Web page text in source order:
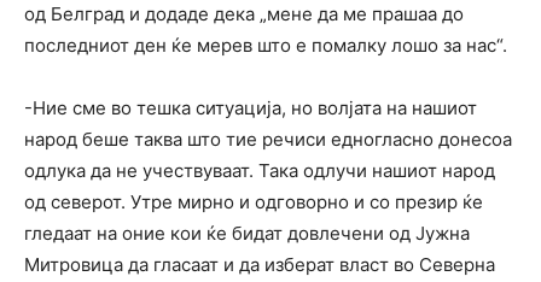
од Белград и додаде дека „мене да ме прашаа до
последниот ден ќе мерев што е помалку лошо за нас“.
-Ние сме во тешка ситуација, но волјата на нашиот
народ беше таква што тие речиси едногласно донесоа
одлука да не учествуваат. Така одлучи нашиот народ
од северот. Утре мирно и одговорно и со презир ќе
гледаат на оние кои ќе бидат довлечени од Јужна
Митровица да гласаат и да изберат власт во Северна